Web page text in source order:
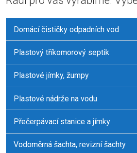
odeslat.
Domácí čističky odpadních vod
Plastový tříkomorový septik
Plastové jímky, žumpy
Plastové nádrže na vodu
Přečerpávací stanice a jímky
Vodoměrná šachta, revizní šachty